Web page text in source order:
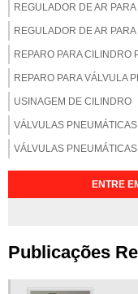
REGULADOR DE AR
REGULADOR DE AR
REPARO PARA CILINDRO
REPARO PARA VÁLVULA
USINAGEM DE CILINDRO
VÁLVULAS
VÁLVULAS
ENTRE
Publicações